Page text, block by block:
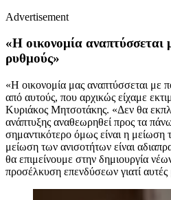
Advertisement
«Η οικονομία αναπτύσσεται
ρυθμούς»
«Η οικονομία μας αναπτύσσεται με
από αυτούς, που αρχικώς είχαμε
Κυριάκος Μητσοτάκης. «Δεν θα
ανάπτυξης αναθεωρηθεί προς τα
σημαντικότερο όμως είναι η μείωση
μείωση των ανισοτήτων είναι
θα επιμείνουμε στην δημιουργία
προσέλκυση επενδύσεων γιατί αυτές